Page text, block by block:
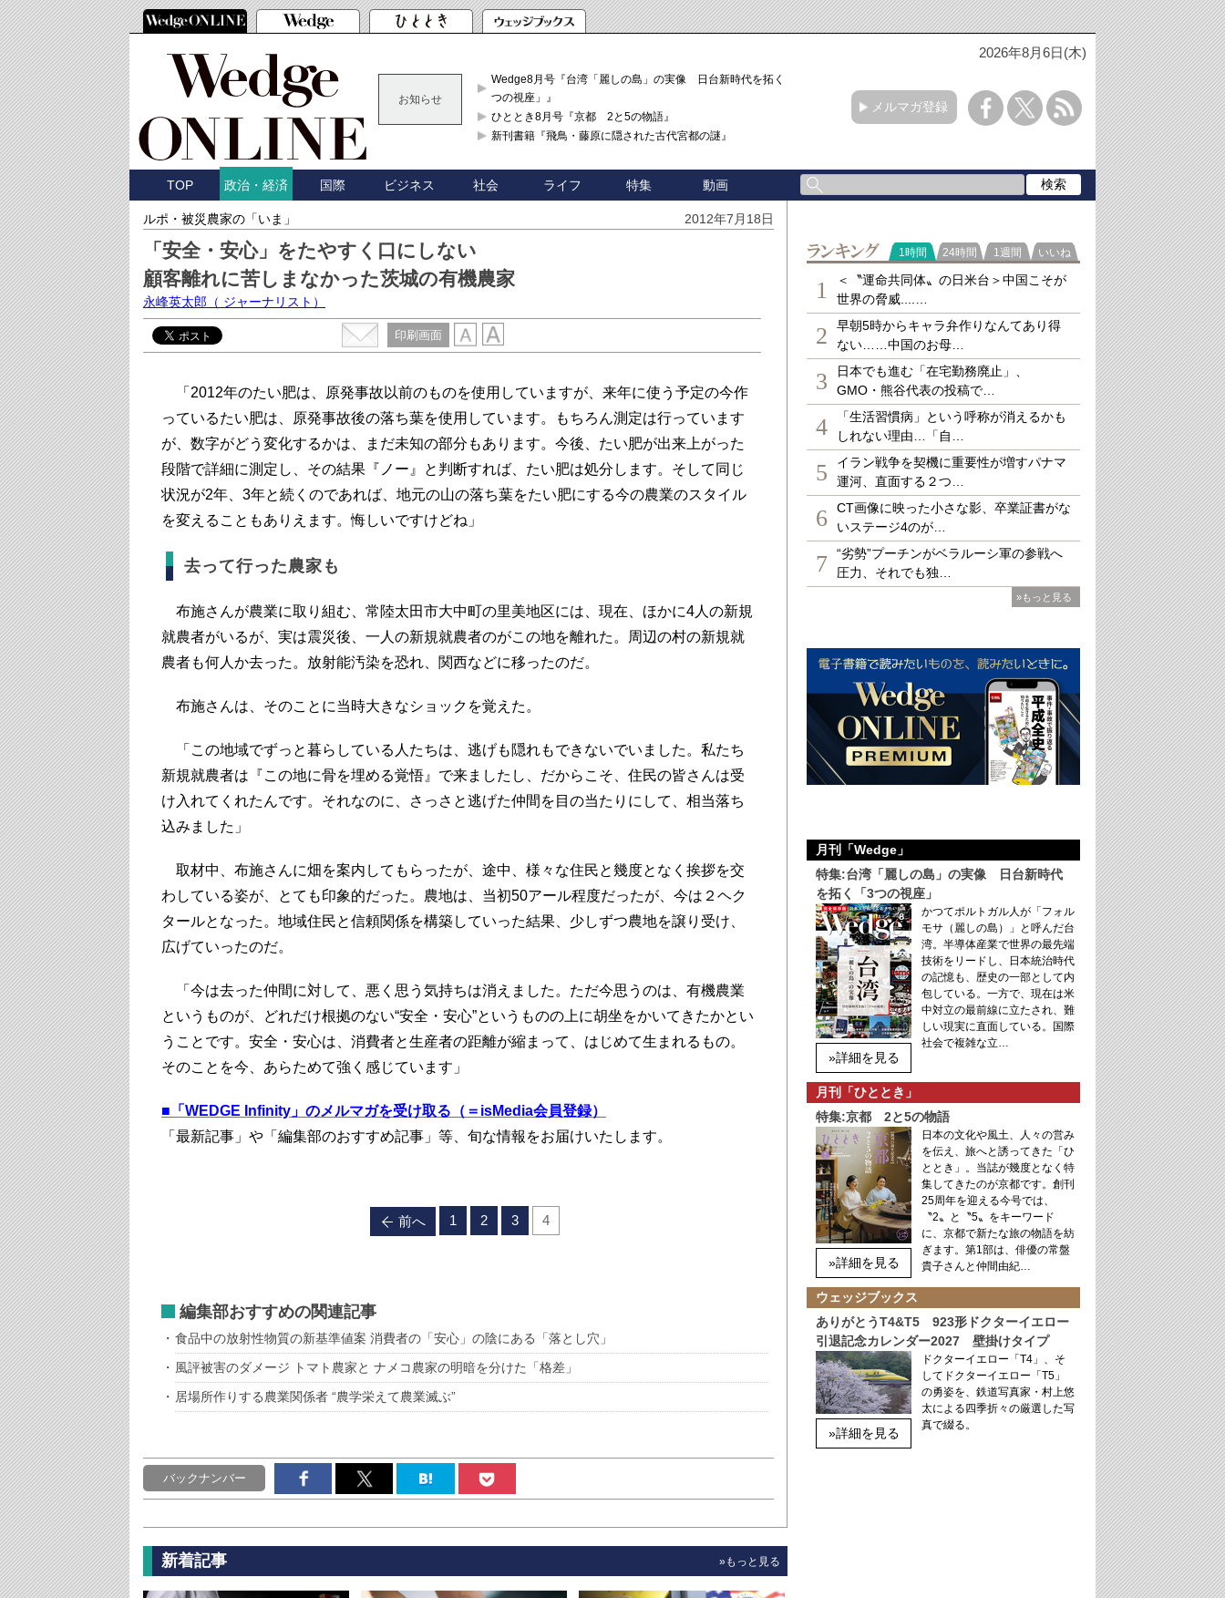
2026年8月6日(木)
お知らせ
Wedge8月号『台湾「麗しの島」の実像 日台新時代を拓く「3
つの視座」』
ひととき8月号『京都 2と5の物語』
新刊書籍『飛鳥・藤原に隠された古代宮都の謎』
メルマガ登録
TOP 政治・経済 国際 ビジネス 社会 ライフ 特集 動画
ルポ・被災農家の「いま」 2012年7月18日
「安全・安心」をたやすく口にしない
顧客離れに苦しまなかった茨城の有機農家
永峰英太郎 （ ジャーナリスト）
印刷画面
「2012年のたい肥は、原発事故以前のものを使用していますが、来年に使う予定の今作
っているたい肥は、原発事故後の落ち葉を使用しています。もちろん測定は行っています
が、数字がどう変化するかは、まだ未知の部分もあります。今後、たい肥が出来上がった
段階で詳細に測定し、その結果『ノー』と判断すれば、たい肥は処分します。そして同じ
状況が2年、3年と続くのであれば、地元の山の落ち葉をたい肥にする今の農業のスタイル
を変えることもありえます。悔しいですけどね」
去って行った農家も
布施さんが農業に取り組む、常陸太田市大中町の里美地区には、現在、ほかに4人の新規
就農者がいるが、実は震災後、一人の新規就農者のがこの地を離れた。周辺の村の新規就
農者も何人か去った。放射能汚染を恐れ、関西などに移ったのだ。
布施さんは、そのことに当時大きなショックを覚えた。
「この地域でずっと暮らしている人たちは、逃げも隠れもできないでいました。私たち
新規就農者は『この地に骨を埋める覚悟』で来ましたし、だからこそ、住民の皆さんは受
け入れてくれたんです。それなのに、さっさと逃げた仲間を目の当たりにして、相当落ち
込みました」
取材中、布施さんに畑を案内してもらったが、途中、様々な住民と幾度となく挨拶を交
わしている姿が、とても印象的だった。農地は、当初50アール程度だったが、今は２ヘク
タールとなった。地域住民と信頼関係を構築していった結果、少しずつ農地を譲り受け、
広げていったのだ。
「今は去った仲間に対して、悪く思う気持ちは消えました。ただ今思うのは、有機農業
というものが、どれだけ根拠のない“安全・安心”というものの上に胡坐をかいてきたかとい
うことです。安全・安心は、消費者と生産者の距離が縮まって、はじめて生まれるもの。
そのことを今、あらためて強く感じています」
■ 「WEDGE Infinity」のメルマガを受け取る（＝isMedia会員登録）
「最新記事」や「編集部のおすすめ記事」等、旬な情報をお届けいたします。
前へ 1 2 3 4
編集部おすすめの関連記事
食品中の放射性物質の新基準値案 消費者の「安心」の陰にある「落とし穴」
風評被害のダメージ トマト農家と ナメコ農家の明暗を分けた「格差」
居場所作りする農業関係者 “農学栄えて農業滅ぶ”
バックナンバー
新着記事 »もっと見る
ランキング
1時間 24時間 1週間 いいね
1
＜〝運命共同体〟の日米台＞中国こそが
世界の脅威....…
2
早朝5時からキャラ弁作りなんてあり得
ない……中国のお母…
3
日本でも進む「在宅勤務廃止」、
GMO・熊谷代表の投稿で…
4
「生活習慣病」という呼称が消えるかも
しれない理由…「自…
5
イラン戦争を契機に重要性が増すパナマ
運河、直面する２つ…
6
CT画像に映った小さな影、卒業証書がな
いステージ4のが…
7
“劣勢”プーチンがベラルーシ軍の参戦へ
圧力、それでも独…
»もっと見る
月刊「Wedge」
特集:台湾「麗しの島」の実像 日台新時代
を拓く「3つの視座」
»詳細を見る
かつてポルトガル人が「フォル
モサ（麗しの島）」と呼んだ台
湾。半導体産業で世界の最先端
技術をリードし、日本統治時代
の記憶も、歴史の一部として内
包している。一方で、現在は米
中対立の最前線に立たされ、難
しい現実に直面している。国際
社会で複雑な立…
月刊「ひととき」
特集:京都 2と5の物語
»詳細を見る
日本の文化や風土、人々の営み
を伝え、旅へと誘ってきた「ひ
ととき」。当誌が幾度となく特
集してきたのが京都です。創刊
25周年を迎える今号では、
〝2〟と〝5〟をキーワード
に、京都で新たな旅の物語を紡
ぎます。第1部は、俳優の常盤
貴子さんと仲間由紀…
ウェッジブックス
ありがとうT4&T5 923形ドクターイエロー
引退記念カレンダー2027 壁掛けタイプ
»詳細を見る
ドクターイエロー「T4」、そ
してドクターイエロー「T5」
の勇姿を、鉄道写真家・村上悠
太による四季折々の厳選した写
真で綴る。